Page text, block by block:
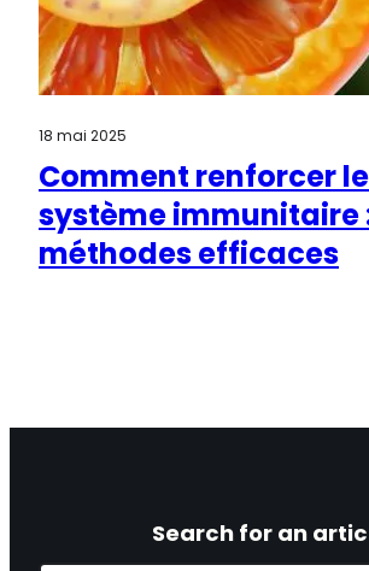
18 mai 2025
Comment renforcer le
système immunitaire
méthodes efficaces
Search for an